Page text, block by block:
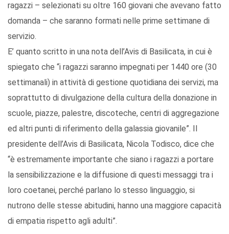
ragazzi – selezionati su oltre 160 giovani che avevano fatto
domanda – che saranno formati nelle prime settimane di
servizio.
E’ quanto scritto in una nota dell’Avis di Basilicata, in cui è
spiegato che “i ragazzi saranno impegnati per 1440 ore (30
settimanali) in attività di gestione quotidiana dei servizi, ma
soprattutto di divulgazione della cultura della donazione in
scuole, piazze, palestre, discoteche, centri di aggregazione
ed altri punti di riferimento della galassia giovanile”. Il
presidente dell’Avis di Basilicata, Nicola Todisco, dice che
“è estremamente importante che siano i ragazzi a portare
la sensibilizzazione e la diffusione di questi messaggi tra i
loro coetanei, perché parlano lo stesso linguaggio, si
nutrono delle stesse abitudini, hanno una maggiore capacità
di empatia rispetto agli adulti”.